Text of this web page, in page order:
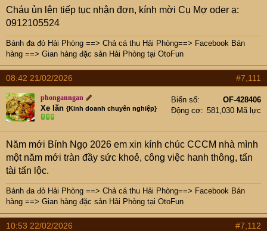
Cháu ủn lên tiếp tục nhận đơn, kính mời Cụ Mợ oder ạ:
0912105524
Bánh đa đỏ Hải Phòng ==> Chả cá thu Hải Phòng==> Facebook Bán
hàng ==> Gian hàng đặc sản Hải Phòng tại OtoFun
08:42 21/02/2026 #7,111
phonganngan
Xe lăn {Kinh doanh chuyên nghiệp}
Biển số
OF-428406
Động cơ
581,030 Mã lực
Năm mới Bính Ngọ 2026 em xin kính chúc CCCM nhà mình
một năm mới tràn đầy sức khoẻ, công việc hanh thông, tấn
tài tấn lộc.
Bánh đa đỏ Hải Phòng ==> Chả cá thu Hải Phòng==> Facebook Bán
hàng ==> Gian hàng đặc sản Hải Phòng tại OtoFun
10:53 22/02/2026 #7,112